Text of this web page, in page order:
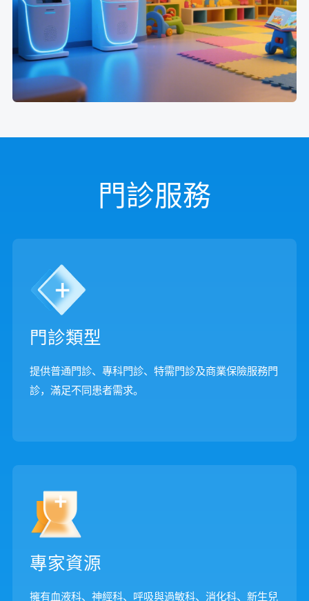
障患者隱私。支援手機電腦瀏覽。
門診服務
門診類型
提供普通門診、專科門診、特需門診及商業保險服務門
診，滿足不同患者需求。
專家資源
擁有血液科、神經科、呼吸與過敏科、消化科、新生兒